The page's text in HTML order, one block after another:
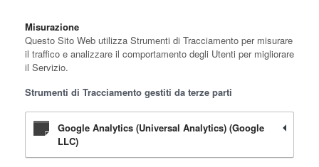
Misurazione
Questo Sito Web utilizza Strumenti di Tracciamento per misurare
il traffico e analizzare il comportamento degli Utenti per migliorare
il Servizio.
Strumenti di Tracciamento gestiti da terze parti
Google Analytics (Universal Analytics) (Google
LLC)